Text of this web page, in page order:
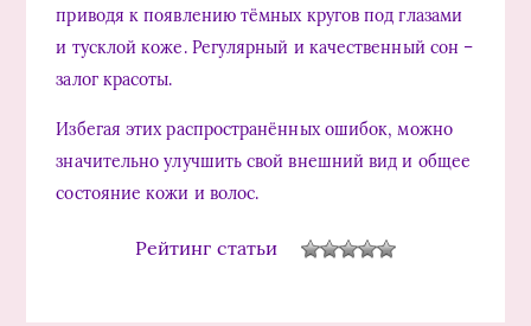
приводя к появлению тёмных кругов под глазами
и тусклой коже. Регулярный и качественный сон –
залог красоты.
Избегая этих распространённых ошибок, можно
значительно улучшить свой внешний вид и общее
состояние кожи и волос.
Рейтинг статьи